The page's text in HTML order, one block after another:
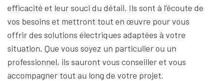
efficacité et leur souci du détail. Ils sont à l’écoute de
vos besoins et mettront tout en œuvre pour vous
offrir des solutions électriques adaptées à votre
situation. Que vous soyez un particulier ou un
professionnel, ils sauront vous conseiller et vous
accompagner tout au long de votre projet.